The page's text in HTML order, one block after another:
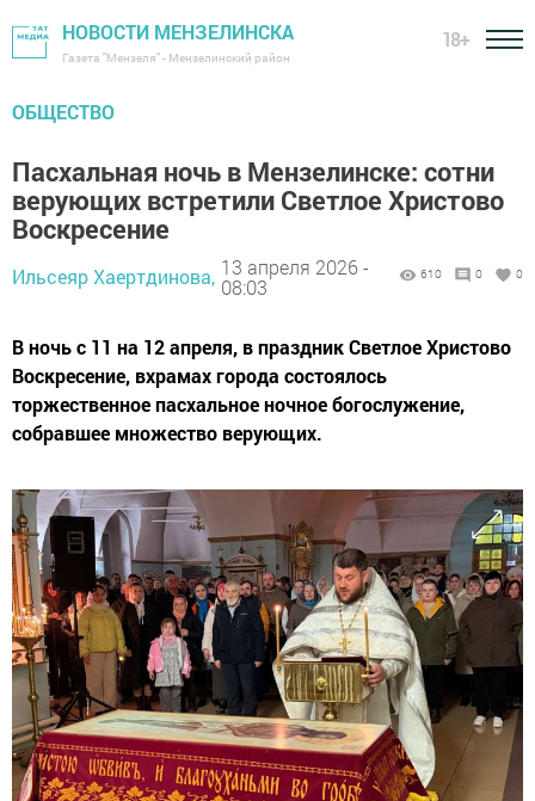
НОВОСТИ МЕНЗЕЛИНСКА
Газета "Мензеля" - Мензелинский район
18+
ОБЩЕСТВО
Пасхальная ночь в Мензелинске: сотни
верующих встретили Светлое Христово
Воскресение
Ильсеяр Хаертдинова, 13 апреля 2026 -
08:03
610 0 0
В ночь с 11 на 12 апреля, в праздник Светлое Христово
Воскресение, вхрамах города состоялось
торжественное пасхальное ночное богослужение,
собравшее множество верующих.